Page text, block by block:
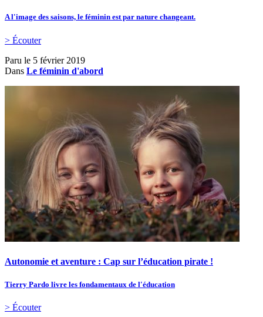
A l'image des saisons, le féminin est par nature changeant.
> Écouter
Paru le 5 février 2019
Dans Le féminin d'abord
Autonomie et aventure : Cap sur l’éducation pirate !
Tierry Pardo livre les fondamentaux de l'éducation
> Écouter